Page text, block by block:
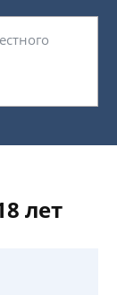
лет